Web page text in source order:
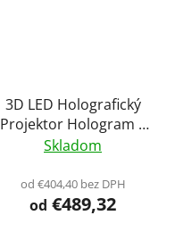
3D LED Holografický
Projektor Hologram s
Ochranným Obalom
Reklamný Pútač
Holofan Fan Výber
Skladom
od €404,40 bez DPH
od €489,32